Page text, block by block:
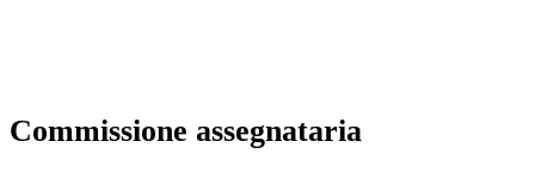
Commissione assegnataria